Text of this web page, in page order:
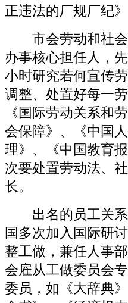
正违法的厂规厂纪
市会劳动和社会
办事核心担任人，
小时研究若何宣传
调整、处置好每一
《国际劳动关系和
会保障》、《中国
理》、《中国教育
次要处置劳动法、
长。
出名的员工关系
国多次加入国际研
整工做，兼任人事
会雇从工做委员会
委员，如《大辞典